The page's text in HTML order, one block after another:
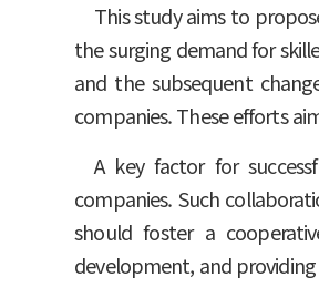
This study aims to
the surging demand for
and the subsequent
companies. These efforts
A key factor for
companies. Such
should foster a
development, and